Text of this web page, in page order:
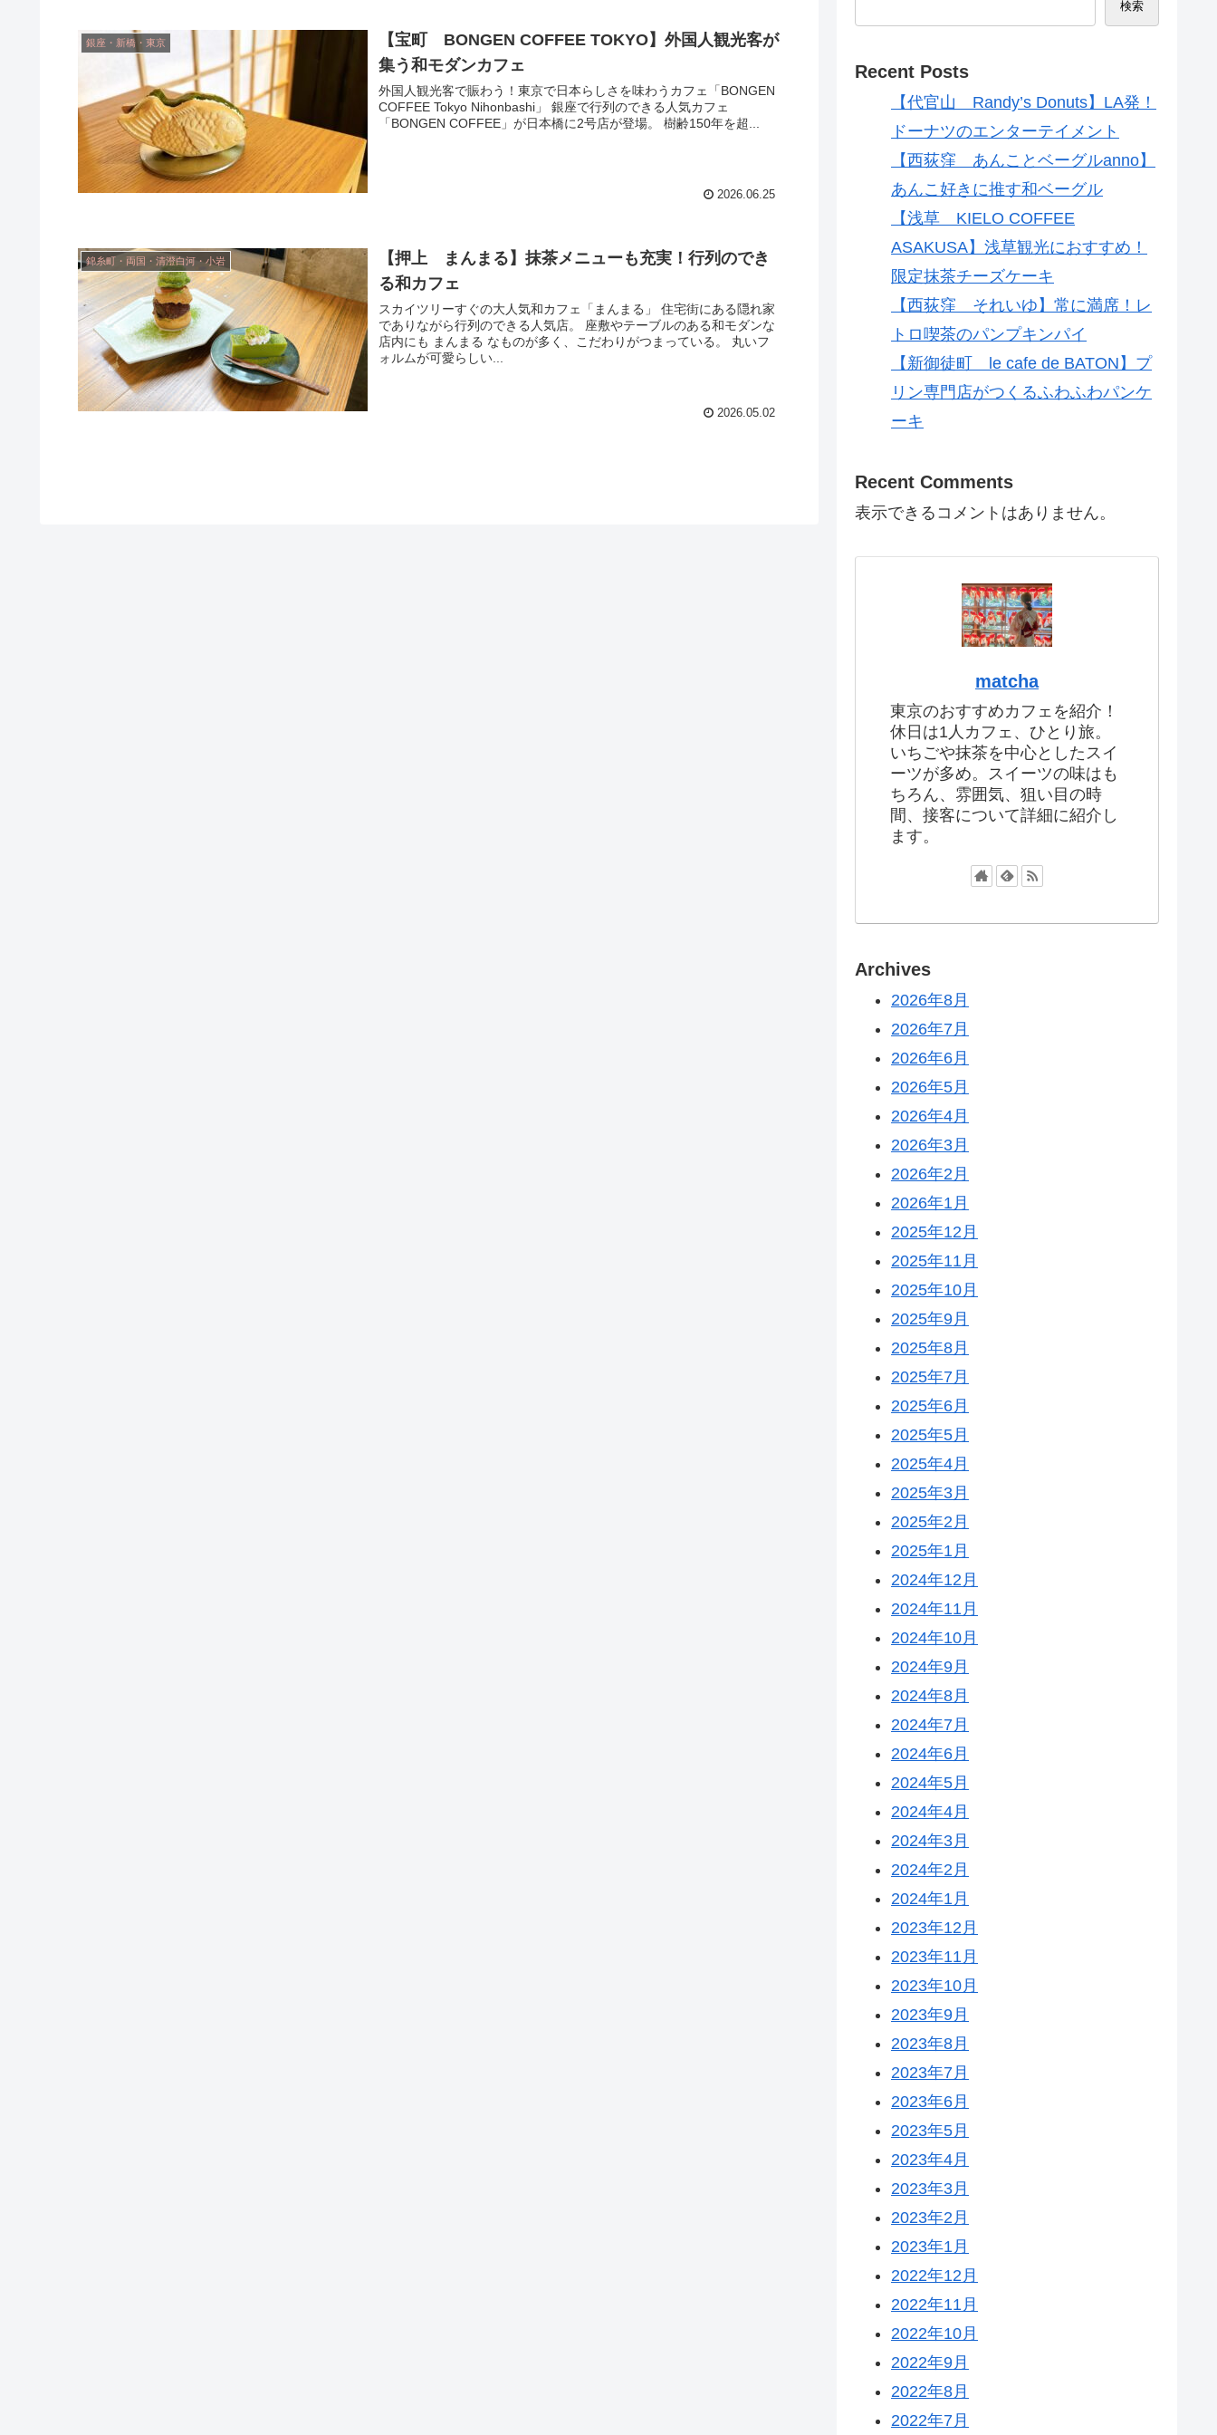
銀座・新橋・東京
【宝町 BONGEN COFFEE TOKYO】外国人観光客が
集う和モダンカフェ
外国人観光客で賑わう！東京で日本らしさを味わうカフェ「BONGEN
COFFEE Tokyo Nihonbashi」 銀座で行列のできる人気カフェ
「BONGEN COFFEE」が日本橋に2号店が登場。 樹齢150年を超...
2026.06.25
錦糸町・両国・清澄白河・小岩
【押上 まんまる】抹茶メニューも充実！行列のでき
る和カフェ
スカイツリーすぐの大人気和カフェ「まんまる」 住宅街にある隠れ家
でありながら行列のできる人気店。 座敷やテーブルのある和モダンな
店内にも まんまる なものが多く、こだわりがつまっている。 丸いフ
ォルムが可愛らしい...
2026.05.02
検索
Recent Posts
【代官山 Randy’s Donuts】LA発！
ドーナツのエンターテイメント
【西荻窪 あんことベーグルanno】
あんこ好きに推す和ベーグル
【浅草 KIELO COFFEE
ASAKUSA】浅草観光におすすめ！
限定抹茶チーズケーキ
【西荻窪 それいゆ】常に満席！レ
トロ喫茶のパンプキンパイ
【新御徒町 le cafe de BATON】プ
リン専門店がつくるふわふわパンケ
ーキ
Recent Comments
表示できるコメントはありません。
matcha
東京のおすすめカフェを紹介！
休日は1人カフェ、ひとり旅。
いちごや抹茶を中心としたスイ
ーツが多め。スイーツの味はも
ちろん、雰囲気、狙い目の時
間、接客について詳細に紹介し
ます。
Archives
2026年8月
2026年7月
2026年6月
2026年5月
2026年4月
2026年3月
2026年2月
2026年1月
2025年12月
2025年11月
2025年10月
2025年9月
2025年8月
2025年7月
2025年6月
2025年5月
2025年4月
2025年3月
2025年2月
2025年1月
2024年12月
2024年11月
2024年10月
2024年9月
2024年8月
2024年7月
2024年6月
2024年5月
2024年4月
2024年3月
2024年2月
2024年1月
2023年12月
2023年11月
2023年10月
2023年9月
2023年8月
2023年7月
2023年6月
2023年5月
2023年4月
2023年3月
2023年2月
2023年1月
2022年12月
2022年11月
2022年10月
2022年9月
2022年8月
2022年7月